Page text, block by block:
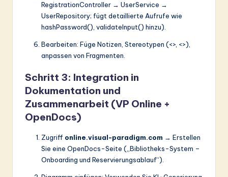
RegistrationController → UserService →
UserRepository; fügt detaillierte Aufrufe wie
hashPassword(), validateInput() hinzu).
Bearbeiten: Füge Notizen, Stereotypen (<>, <>),
anpassen von Fragmenten.
Schritt 3: Integration in
Dokumentation und
Zusammenarbeit (VP Online +
OpenDocs)
Zugriff online.visual-paradigm.com → Erstellen
Sie eine OpenDocs-Seite („Bibliotheks-System –
Onboarding und Reservierungsablauf“).